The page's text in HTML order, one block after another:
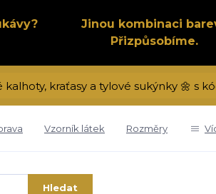
Jinou kombinaci
Přizpůsobíme.
kraťasy a tylové sukýnky 🌼 s
Vzorník látek Rozměry
Hledat